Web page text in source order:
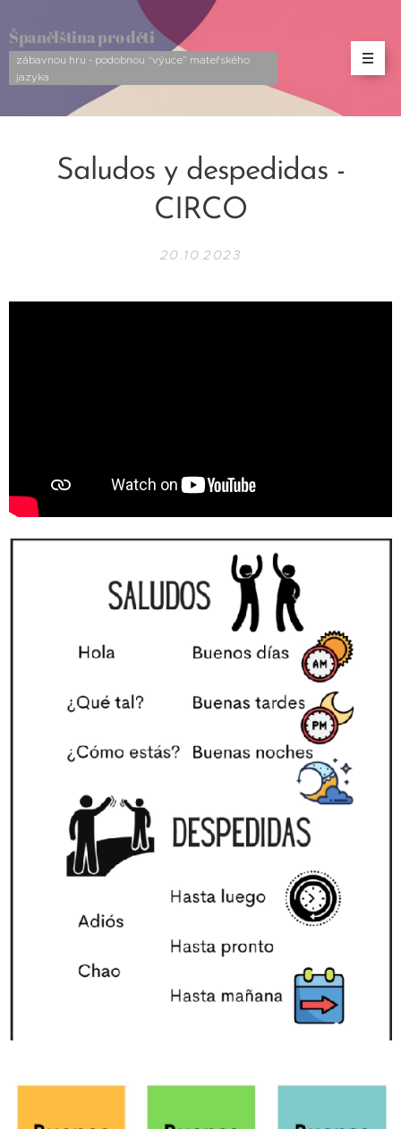
Španělština pro děti
zábavnou hru - podobnou “výuce” mateřského
jazyka
Saludos y despedidas -
CIRCO
20.10.2023